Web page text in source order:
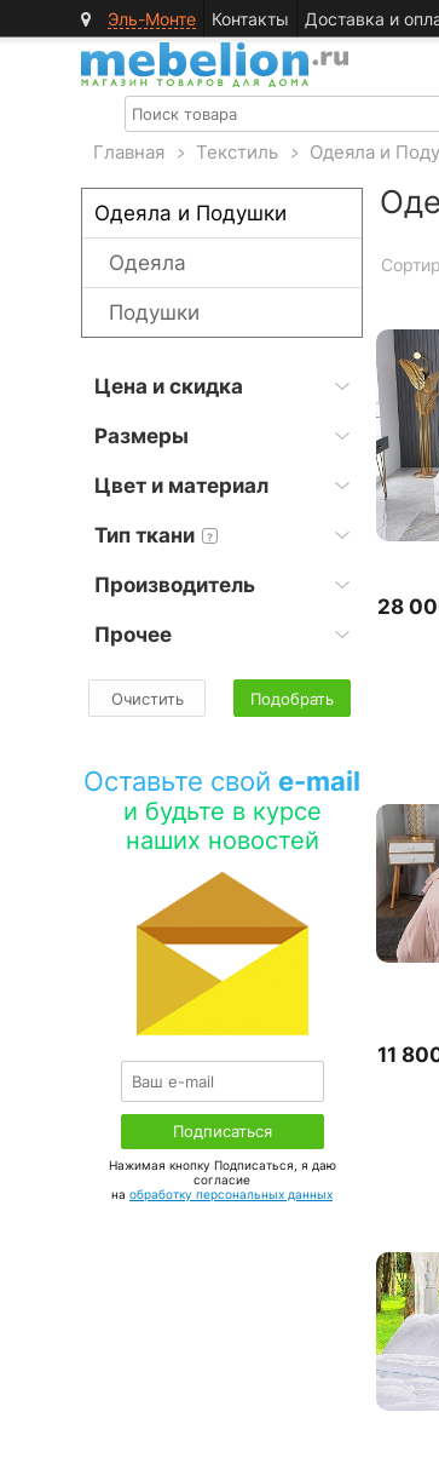
Эль-Монте Контакты Доставка и
Главная > Текстиль > Одеяла и
Одеяла и Подушки
Одеяла
Подушки
Цена и скидка
Размеры
Цвет и материал
Тип ткани ?
Производитель
Прочее
Очистить Подобрать
Оставьте свой e-mail
и будьте в курсе
наших новостей
Нажимая кнопку Подписаться, я даю
соглаcие
на обработку персональных данных
28
11